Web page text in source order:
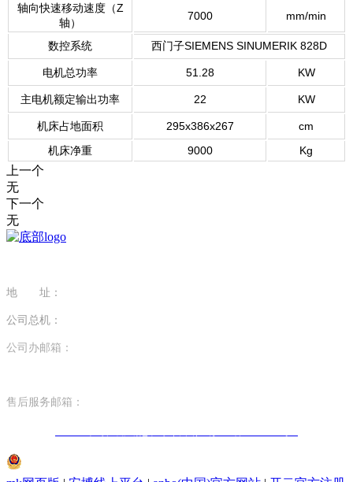
轴向快速移动速度（Z
轴）
7000 mm/min
数控系统 西门子SIEMENS SINUMERIK 828D
电机总功率 51.28 KW
主电机额定输出功率 22 KW
机床占地面积 295x386x267
cm
机床净重
9000 Kg
上一个
无
下一个
无
地 址：
公司总机：
公司办邮箱：
售后服务邮箱：